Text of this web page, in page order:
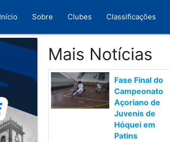
Início Sobre Clubes Classificações
Mais Notícias
Fase Final do
Campeonato
Açoriano de
Juvenis de
Hóquei em
Patins